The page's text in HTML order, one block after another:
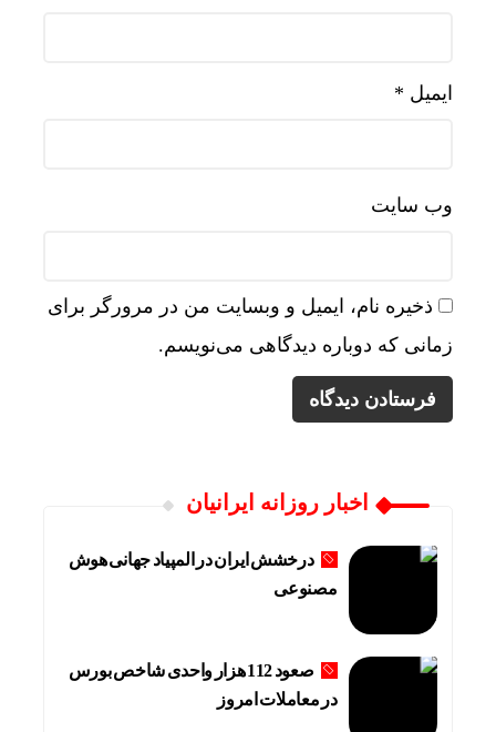
ایمیل *
وب‌ سایت
ذخیره نام، ایمیل و وبسایت من در مرورگر برای
زمانی که دوباره دیدگاهی می‌نویسم.
اخبار روزانه ایرانیان
درخشش ایران در المپیاد جهانی هوش
مصنوعی
صعود 112 هزار واحدی شاخص بورس
در معاملات امروز